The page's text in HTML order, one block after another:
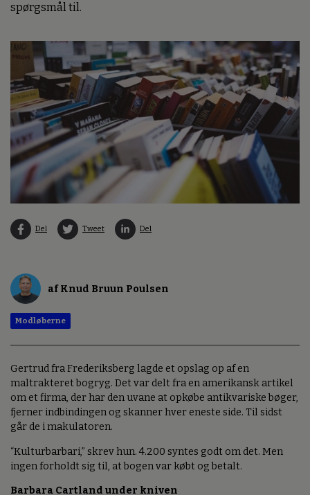
spørgsmål til.
Del Tweet Del
af Knud Bruun Poulsen
Modløberne
Gertrud fra Frederiksberg lagde et opslag op af en
maltrakteret bogryg. Det var delt fra en amerikansk artikel
om et firma, der har den uvane at opkøbe antikvariske bøger,
fjerner indbindingen og skanner hver eneste side. Til sidst
går de i makulatoren.
“Kulturbarbari,” skrev hun. 4.200 syntes godt om det. Men
ingen forholdt sig til, at bogen var købt og betalt.
Barbara Cartland under kniven